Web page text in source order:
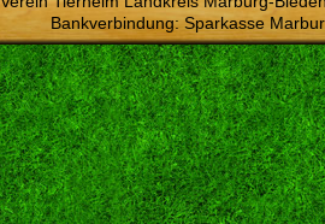
Bankverbindung: Sparkasse